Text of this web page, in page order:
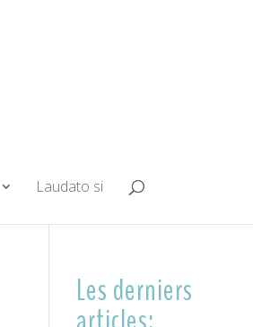
Laudato si
Les derniers